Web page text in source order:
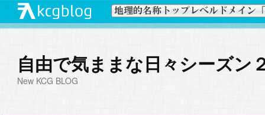
自由で気ままな日々シーズン
New KCG BLOG